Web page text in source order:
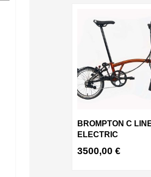
BROMPTON C
ELECTRIC
3500,00 €